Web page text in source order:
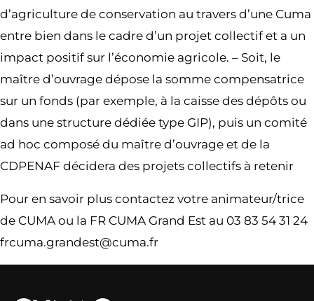
d’agriculture de conservation au travers d’une Cuma
entre bien dans le cadre d’un projet collectif et a un
impact positif sur l’économie agricole. – Soit, le
maître d’ouvrage dépose la somme compensatrice
sur un fonds (par exemple, à la caisse des dépôts ou
dans une structure dédiée type GIP), puis un comité
ad hoc composé du maître d’ouvrage et de la
CDPENAF décidera des projets collectifs à retenir
Pour en savoir plus contactez votre animateur/trice
de CUMA ou la FR CUMA Grand Est au 03 83 54 31 24
frcuma.grandest@cuma.fr